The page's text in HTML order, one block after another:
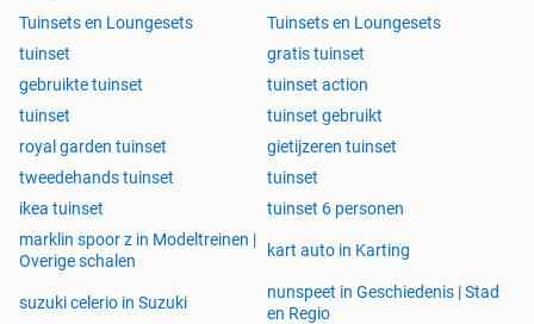
Tuinsets en Loungesets
Tuinsets en Loungesets
tuinset
gratis tuinset
gebruikte tuinset
tuinset action
tuinset
tuinset gebruikt
royal garden tuinset
gietijzeren tuinset
tweedehands tuinset
tuinset
ikea tuinset
tuinset 6 personen
marklin spoor z in Modeltreinen |
Overige schalen
kart auto in Karting
suzuki celerio in Suzuki
nunspeet in Geschiedenis | Stad
en Regio